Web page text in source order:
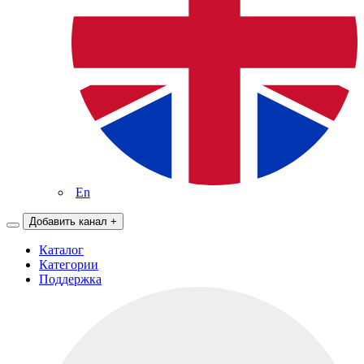
En
Добавить канал +
Каталог
Категории
Поддержка